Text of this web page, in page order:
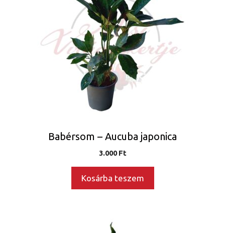
Babérsom – Aucuba japonica
3.000Ft
Kosárba teszem